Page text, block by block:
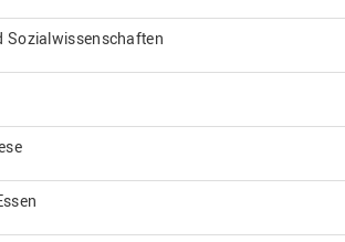
Sozialwissenschaften